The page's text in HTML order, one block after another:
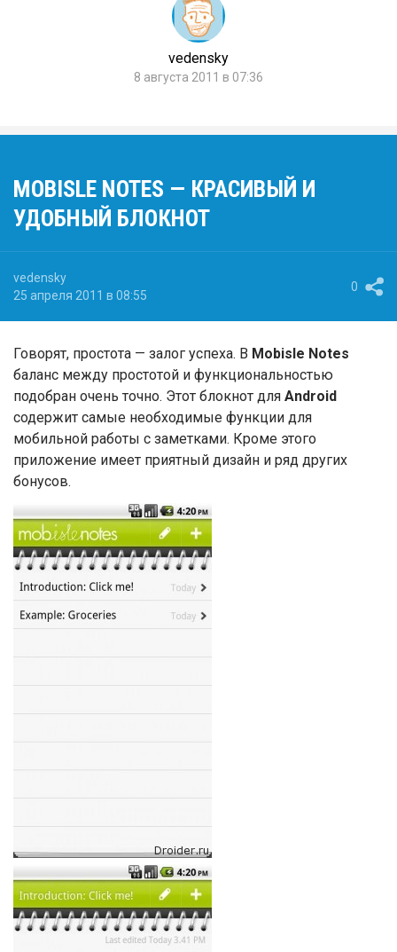
vedensky
8 августа 2011 в 07:36
MOBISLE NOTES — КРАСИВЫЙ И
УДОБНЫЙ БЛОКНОТ
vedensky
25 апреля 2011 в 08:55
0
Говорят, простота — залог успеха. В Mobisle Notes
баланс между простотой и функциональностью
подобран очень точно. Этот блокнот для Android
содержит самые необходимые функции для
мобильной работы с заметками. Кроме этого
приложение имеет приятный дизайн и ряд других
бонусов.